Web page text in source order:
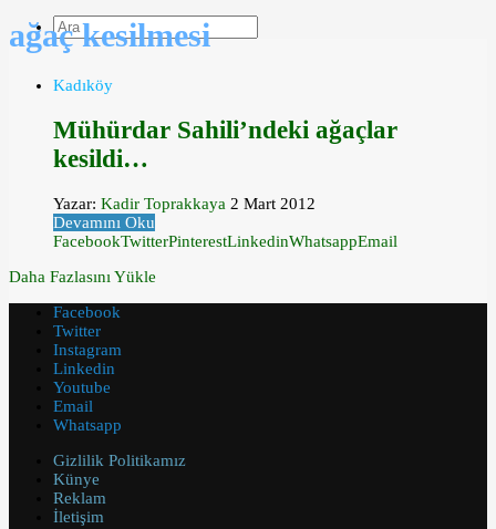
ağaç kesilmesi
Kadıköy
Mühürdar Sahili’ndeki ağaçlar
kesildi…
Yazar: Kadir Toprakkaya 2 Mart 2012
Devamını Oku
FacebookTwitterPinterestLinkedinWhatsappEmail
Daha Fazlasını Yükle
Facebook
Twitter
Instagram
Linkedin
Youtube
Email
Whatsapp
Gizlilik Politikamız
Künye
Reklam
İletişim